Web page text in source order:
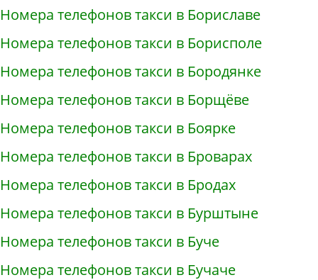
Номера телефонов такси в Бориславе
Номера телефонов такси в Борисполе
Номера телефонов такси в Бородянке
Номера телефонов такси в Борщёве
Номера телефонов такси в Боярке
Номера телефонов такси в Броварах
Номера телефонов такси в Бродах
Номера телефонов такси в Бурштыне
Номера телефонов такси в Буче
Номера телефонов такси в Бучаче